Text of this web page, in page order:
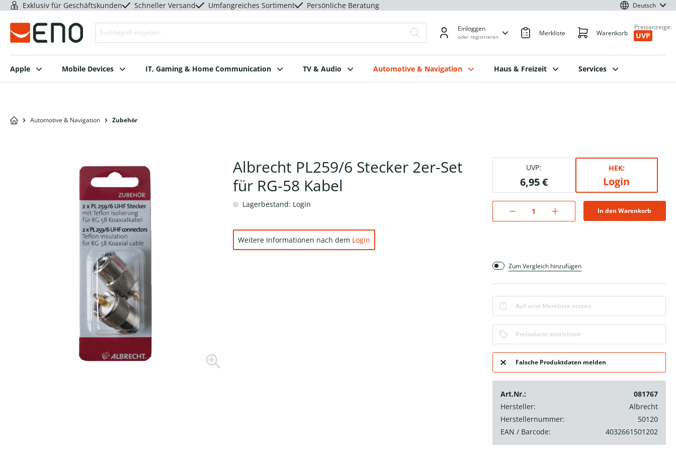
Exklusiv für Geschäftskunden Schneller Versand Umfangreiches Sortiment Persönliche Beratung Deutsch
Einloggen
oder registrieren Merkliste Warenkorb
Preisanzeige:
UVP
Apple Mobile Devices IT, Gaming & Home Communication TV & Audio Automotive & Navigation Haus & Freizeit Services
Automotive & Navigation Zubehör
Albrecht PL259/6 Stecker 2er-Set
für RG-58 Kabel
Lagerbestand: Login
Weitere Informationen nach dem Login
UVP:
6,95 €
HEK:
Login
In den Warenkorb
Zum Vergleich hinzufügen
Auf eine Merkliste setzen
Preisalarm einrichten
Falsche Produktdaten melden
Art.Nr.:
081767
Hersteller:
Albrecht
Herstellernummer:
50120
EAN / Barcode:
4032661501202